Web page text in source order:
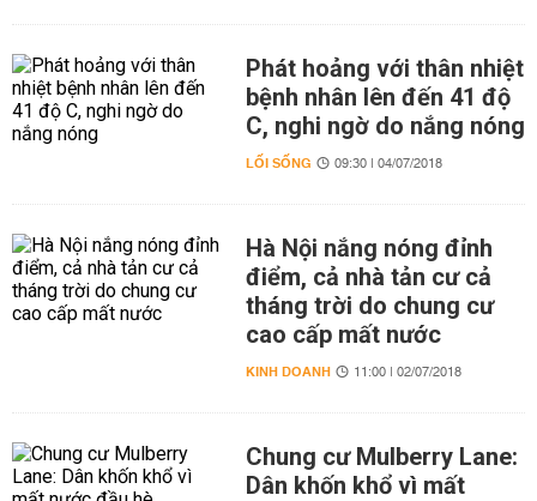
Phát hoảng với thân nhiệt
bệnh nhân lên đến 41 độ
C, nghi ngờ do nắng nóng
LỐI SỐNG 09:30 | 04/07/2018
Hà Nội nắng nóng đỉnh
điểm, cả nhà tản cư cả
tháng trời do chung cư
cao cấp mất nước
KINH DOANH 11:00 | 02/07/2018
Chung cư Mulberry Lane:
Dân khốn khổ vì mất